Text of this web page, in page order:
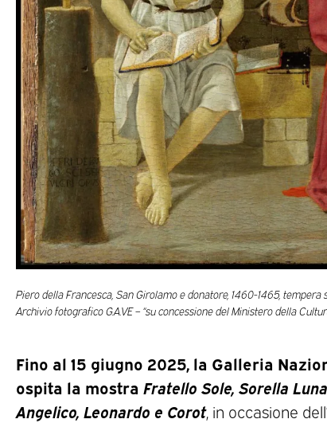
Piero della Francesca, San Girolamo e donatore, 1460-1465, tempera
Archivio fotografico G.A.VE – “su concessione del Ministero della
Fino al 15 giugno 2025, la Galleria
ospita la mostra Fratello Sole, Sorella
Angelico, Leonardo e Corot, in occasione